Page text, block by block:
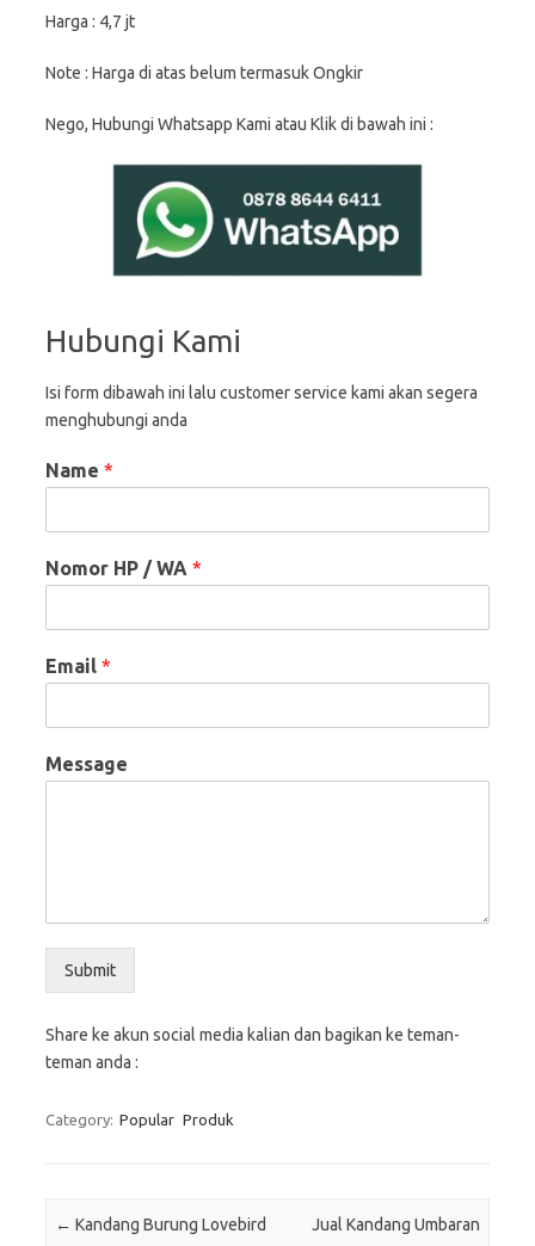
Harga : 4,7 jt
Note : Harga di atas belum termasuk Ongkir
Nego, Hubungi Whatsapp Kami atau Klik di bawah ini :
Hubungi Kami
Isi form dibawah ini lalu customer service kami akan segera
menghubungi anda
Name *
Nomor HP / WA *
Email *
Message
Submit
Share ke akun social media kalian dan bagikan ke teman-
teman anda :
Category: Popular Produk
Post navigation
← Kandang Burung Lovebird
Jual Kandang Umbaran